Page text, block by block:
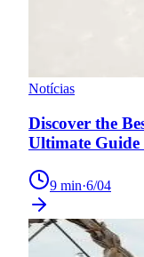
Notícias
Discover the
Ultimate Guide
9 min·6/04